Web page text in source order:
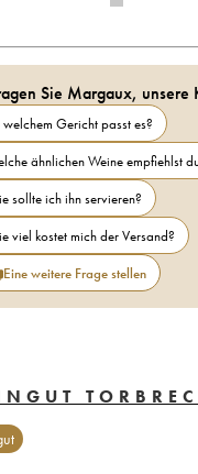
Sie Margaux, unsere
welchem Gericht passt es?
ähnlichen Weine empfiehlst
sollte ich ihn servieren?
viel kostet mich der Versand?
Eine weitere Frage stellen